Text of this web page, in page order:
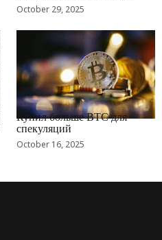
October 29, 2025
RRCNEWS_RU
Купил больше BTC для
спекуляций
October 16, 2025